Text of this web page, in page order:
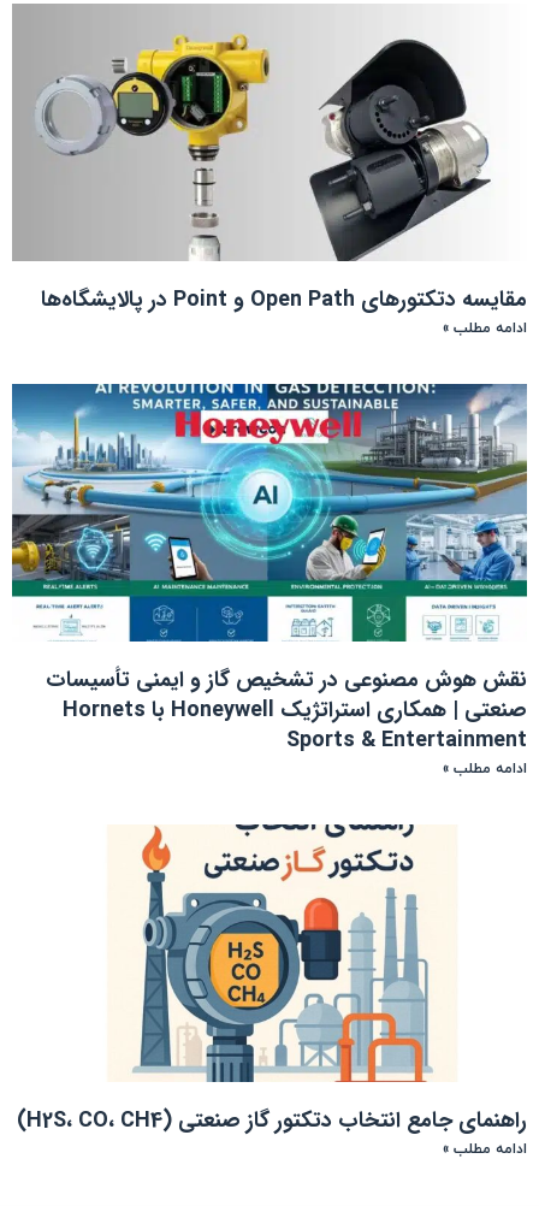
مقایسه دتکتورهای Open Path و Point در پالایشگاه‌ها
ادامه مطلب »
نقش هوش مصنوعی در تشخیص گاز و ایمنی تأسیسات
صنعتی | همکاری استراتژیک Honeywell با Hornets
Sports & Entertainment
ادامه مطلب »
راهنمای جامع انتخاب دتکتور گاز صنعتی (H2S، CO، CH4)
ادامه مطلب »